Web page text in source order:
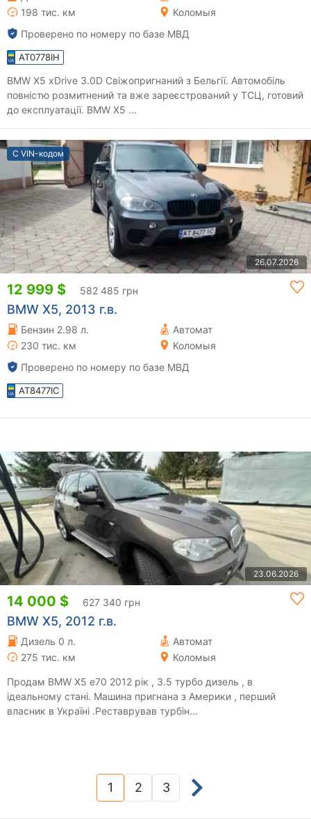
198 тис. км
Коломыя
Проверено по номеру по базе МВД
AT0778IH
BMW X5 xDrive 3.0D Свіжопригнаний з Бельгії. Автомобіль
повністю розмитнений та вже зареєстрований у ТСЦ, готовий
до експлуатації. BMW X5 ...
С VIN-кодом
26.07.2026
12 999 $ 582 485 грн
BMW X5, 2013 г.в.
Бензин 2.98 л.
Автомат
230 тис. км
Коломыя
Проверено по номеру по базе МВД
AT8477IC
23.06.2026
14 000 $ 627 340 грн
BMW X5, 2012 г.в.
Дизель 0 л.
Автомат
275 тис. км
Коломыя
Продам BMW X5 e70 2012 рік , 3.5 турбо дизель , в
ідеальному стані. Машина пригнана з Америки , перший
власник в Україні .Реставрував турбін...
1(current)
2 3